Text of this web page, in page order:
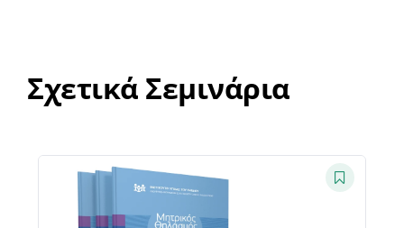
Σχετικά Σεμινάρια